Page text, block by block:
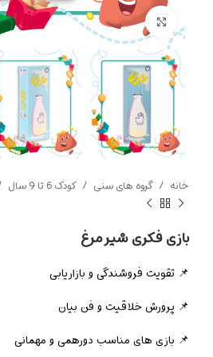
بزرگنمایی تصویر
خانه گروه های سنی کودک 6 تا 9 سال
بازی فکری شیر مرغ
📌 تقویت فروشندگی و بازاریابی
📌 پرورش خلاقیت و فن بیان
📌 بازی های مناسب دورهمی و مهمانی